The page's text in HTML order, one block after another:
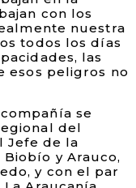
con los
nuestra
todos los días
las
esos peligros no
se
del
Jefe de la
Biobío y Arauco,
y con el par